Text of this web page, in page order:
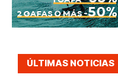
ÚLTIMAS NOTICIAS